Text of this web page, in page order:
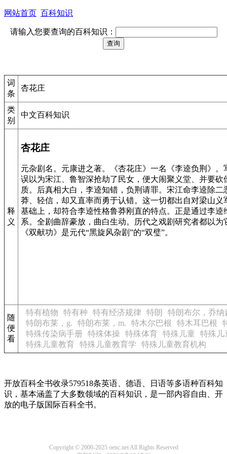
网站首页 百科知识
请输入您要查询的百科知识：
词
条
杏花庄
类
别
中文百科知识
释
义
杏花庄
元杂剧名。元康进之著。《杏花庄》一名《李逵负荆》
误以为宋江、鲁智深抢劫了民女，便大闹聚义堂、并要
质。后真相大白，李逵知错，负荆请罪。宋江命李逵除
莽、轻信，却又直率而勇于认错。这一切都出自对梁山
基础上，却符合李逵性格鲁莽刚直的特点。正是通过李
系。全剧曲辞豪放，曲白生动。历代之戏剧研究者都以
《双献功》是元代“黑旋风杂剧”的“双璧”。
随
便
看
特有植物 特有种 特有经济规律 特朗
特朗布尔，乔纳
特朗布莱，g.
特朗布莱，m. 特木尔巴根 特木耳巴根
特殊传染病手册 特殊体操 特殊体育 特殊儿童
特殊儿
特殊儿童教育 特殊儿童教育学 特殊儿童教育机构
开放百科全书收录579518条英语、德语、日语等多语种百科知
识，基本涵盖了大多数领域的百科知识，是一部内容自由、开
放的电子版国际百科全书。
Copyright © 2000-2025 oenc.net All Rights Reserved